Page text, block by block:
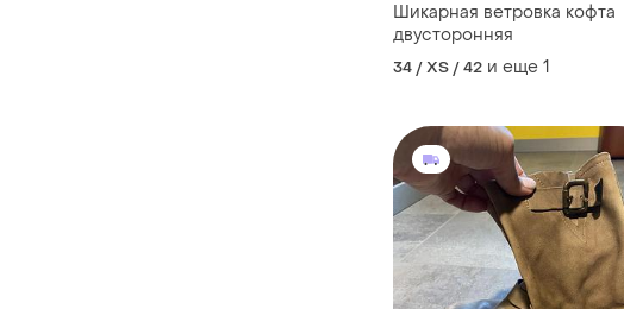
Шикарная ветровка кофта
двусторонняя
34 / XS / 42 и еще 1